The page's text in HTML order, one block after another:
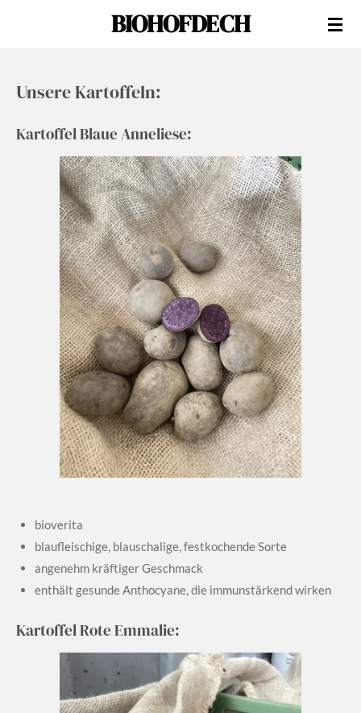
BIOHOFDECH
Unsere Kartoffeln:
Kartoffel Blaue Anneliese:
bioverita
blaufleischige, blauschalige, festkochende Sorte
angenehm kräftiger Geschmack
enthält gesunde Anthocyane, die immunstärkend wirken
Kartoffel Rote Emmalie: